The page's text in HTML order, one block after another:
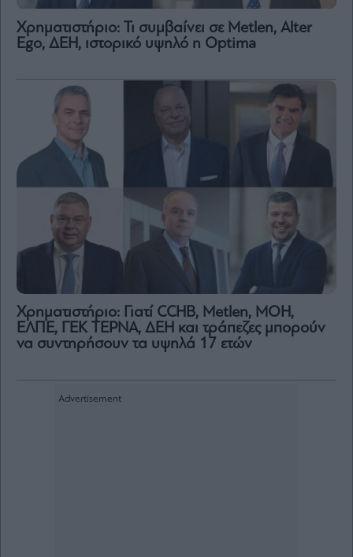
Χρηματιστήριο: Τι συμβαίνει σε Metlen, Αlter
Ego, ΔΕΗ, ιστορικό υψηλό η Optima
Χρηματιστήριο: Γιατί CCHB, Metlen, MOH,
ΕΛΠΕ, ΓΕΚ ΤΕΡΝΑ, ΔΕΗ και τράπεζες μπορούν
να συντηρήσουν τα υψηλά 17 ετών